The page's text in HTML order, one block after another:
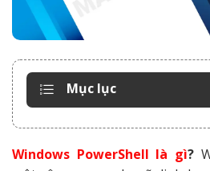
Mục lục
Windows PowerShell là gì?